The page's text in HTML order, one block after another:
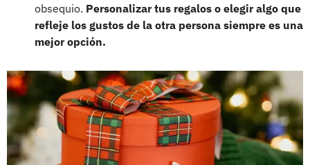
obsequio. Personalizar tus regalos o elegir algo que
refleje los gustos de la otra persona siempre es una
mejor opción.